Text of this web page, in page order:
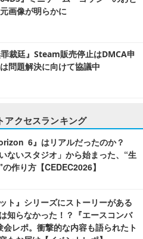
画像が明らかに
裁廷』Steam販売停止はDMCA申
問題解決に向けて協議中
アクセスランキング
6』はリアルだったのか？
ないスタジオ」から始まった、“生
作り方【CEDEC2026】
ト』シリーズにストーリーがある
知らなかった！？『エースコンバ
会レポ。衝撃的な内容も語られたト